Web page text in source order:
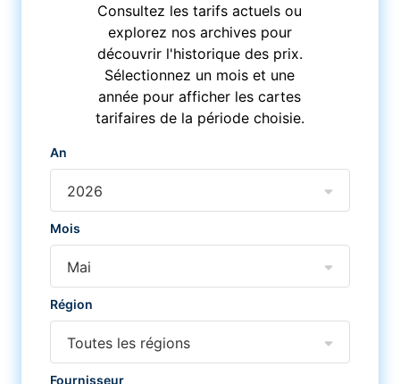
Consultez les tarifs actuels ou
explorez nos archives pour
découvrir l'historique des prix.
Sélectionnez un mois et une
année pour afficher les cartes
tarifaires de la période choisie.
An
2026
Mois
Mai
Région
Toutes les régions
Fournisseur